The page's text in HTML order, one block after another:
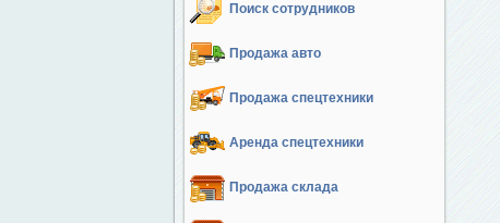
Поиск сотрудников
Продажа авто
Продажа спецтехники
Аренда спецтехники
Продажа склада